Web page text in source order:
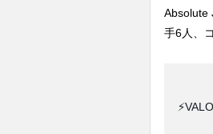
Absolute
手6人、